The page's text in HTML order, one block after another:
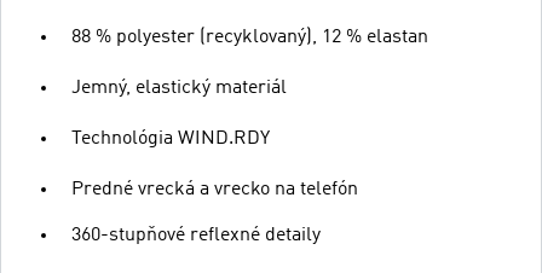
88 % polyester (recyklovaný), 12 % elastan
Jemný, elastický materiál
Technológia WIND.RDY
Predné vrecká a vrecko na telefón
360-stupňové reflexné detaily